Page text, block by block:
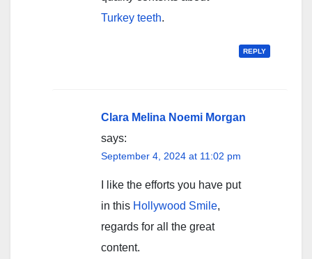
Turkey teeth.
REPLY
Clara Melina Noemi Morgan
says:
September 4, 2024 at 11:02 pm
I like the efforts you have put
in this Hollywood Smile,
regards for all the great
content.